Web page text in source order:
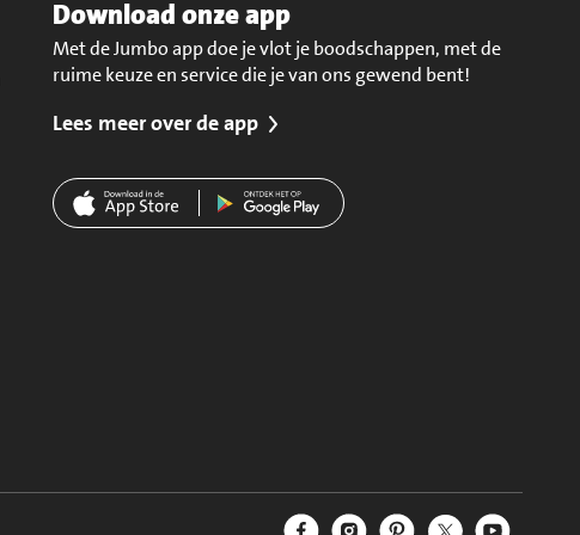
Download onze app
Met de Jumbo app doe je vlot je boodschappen, met de
ruime keuze en service die je van ons gewend bent!
Lees meer over de app
Volg ons
Jumbo Facebook
Jumbo Instagram
Jumbo Pinterest
Jumbo Twitter
Jumbo